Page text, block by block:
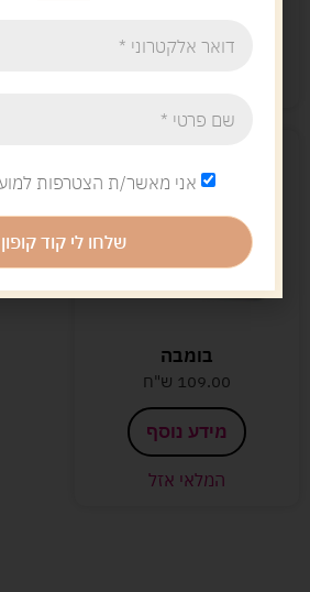
בומבה
109.00 ש"ח
מידע נוסף
המלאי אזל
אני מאשר/ת הצטרפות
שלחו לי קוד קופון